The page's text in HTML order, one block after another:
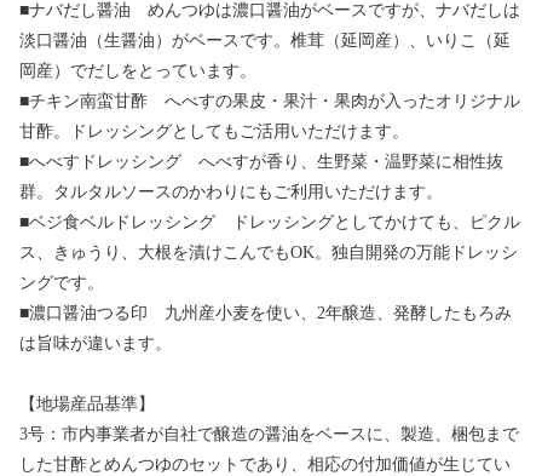
■ナバだし醤油 めんつゆは濃口醤油がベースですが、ナバだしは
淡口醤油（生醤油）がベースです。椎茸（延岡産）、いりこ（延
岡産）でだしをとっています。
■チキン南蛮甘酢 へべすの果皮・果汁・果肉が入ったオリジナル
甘酢。ドレッシングとしてもご活用いただけます。
■へべすドレッシング へべすが香り、生野菜・温野菜に相性抜
群。タルタルソースのかわりにもご利用いただけます。
■ベジ食ベルドレッシング ドレッシングとしてかけても、ピクル
ス、きゅうり、大根を漬けこんでもOK。独自開発の万能ドレッシ
ングです。
■濃口醤油つる印 九州産小麦を使い、2年醸造、発酵したもろみ
は旨味が違います。
【地場産品基準】
3号：市内事業者が自社で醸造の醤油をベースに、製造、梱包まで
した甘酢とめんつゆのセットであり、相応の付加価値が生じてい